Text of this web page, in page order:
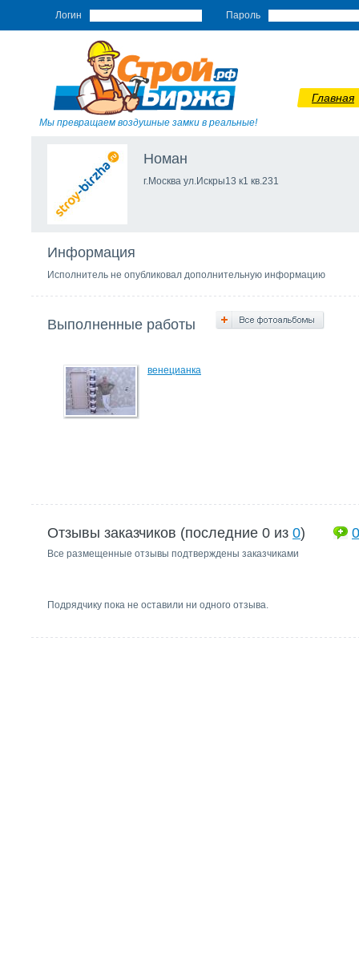
Логин Пароль
Мы превращаем воздушные замки в реальные!
Главная
Номан
г.Москва ул.Искры13 к1 кв.231
Информация
Исполнитель не опубликовал дополнительную информацию
Выполненные работы
венецианка
Отзывы заказчиков (последние 0 из 0) 0
Все размещенные отзывы подтверждены заказчиками
Подрядчику пока не оставили ни одного отзыва.